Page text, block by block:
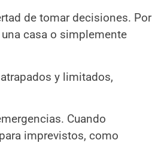
de tomar decisiones. Por
casa o simplemente
y limitados,
Cuando
imprevistos, como